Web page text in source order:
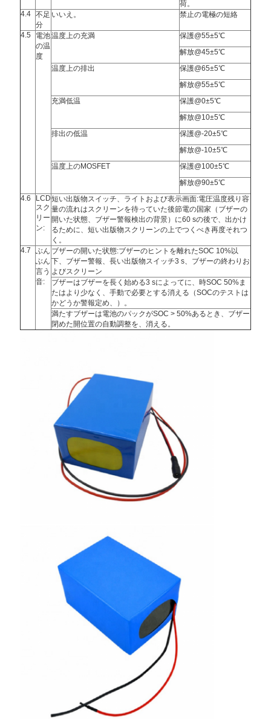
荷。
4.4 不足
分
いいえ。 禁止の電極の短絡
4.5
電池
の温
度
温度上の充満
保護@55±5℃
解放@45±5℃
温度上の排出
保護@65±5℃
解放@55±5℃
充満低温
保護@0±5℃
解放@10±5℃
排出の低温
保護@-20±5℃
解放@-10±5℃
温度上のMOSFET
保護@100±5℃
解放@90±5℃
4.6
LCD
スク
リー
ン:
短い出版物スイッチ、ライトおよび表示画面:電圧温度残り容
量の流れはスクリーンを待っていた後節電の国家（ブザーの
開いた状態、ブザー警報検出の背景）に60 sの後で、出かけ
るために、短い出版物スクリーンの上でつくべき再度それつ
く。
4.7
ぶん
ぶん
言う
音:
ブザーの開いた状態:ブザーのヒントを離れたSOC 10%以
下、ブザー警報、長い出版物スイッチ3 s、ブザーの終わりお
よびスクリーン
ブザーはブザーを長く始める3 sによってに、時SOC 50%ま
たはより少なく、手動で必要とする消える（SOCのテストは
かどうか警報定め、）。
満たすブザーは電池のパックがSOC > 50%あるとき、ブザー
閉めた開位置の自動調整を、消える。